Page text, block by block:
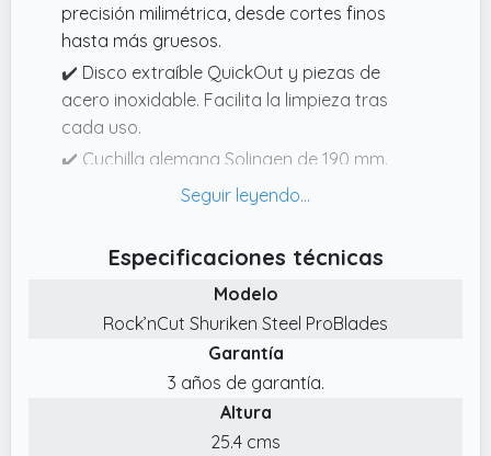
precisión milimétrica, desde cortes finos
hasta más gruesos.
✔️ Disco extraíble QuickOut y piezas de
acero inoxidable. Facilita la limpieza tras
cada uso.
✔️ Cuchilla alemana Solingen de 190 mm.
Fabricada en acero de alta calidad, ofrece
✔️ Potente motor de 200W para cortes
precisos. Su potencia garantiza un corte
uniforme y sin esfuerzo en todo tipo de
alimentos, logrando resultados profesionales
✔️ Ideal para una gran variedad de
alimentos. Corta con facilidad carne, queso,
Especificaciones técnicas
Modelo
Rock’nCut Shuriken Steel ProBlades
Garantía
3 años de garantía.
Altura
25.4 cms